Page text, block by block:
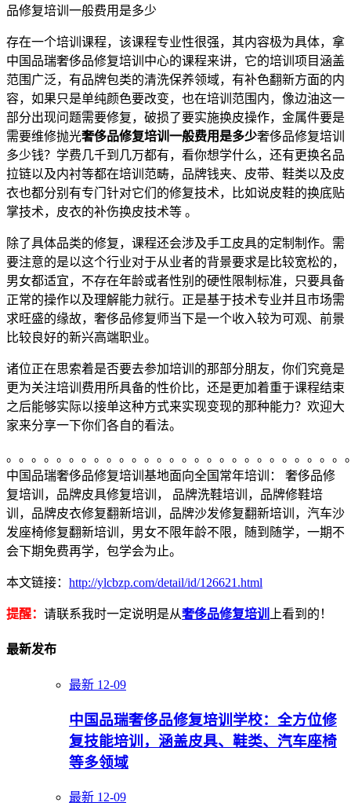
存在一个培训课程，该课程专业性很强，其内容极为具体，拿
中国品瑞奢侈品修复培训中心的课程来讲，它的培训项目涵盖
范围广泛，有品牌包类的清洗保养领域，有补色翻新方面的内
容，如果只是单纯颜色要改变，也在培训范围内，像边油这一
部分出现问题需要修复，破损了要实施换皮操作，金属件要是
需要维修抛光奢侈品修复培训一般费用是多少奢侈品修复培训
多少钱？学费几千到几万都有，看你想学什么，还有更换名品
拉链以及内衬等都在培训范畴，品牌钱夹、皮带、鞋类以及皮
衣也都分别有专门针对它们的修复技术，比如说皮鞋的换底贴
掌技术，皮衣的补伤换皮技术等 。
除了具体品类的修复，课程还会涉及手工皮具的定制制作。需
要注意的是以这个行业对于从业者的背景要求是比较宽松的，
男女都适宜，不存在年龄或者性别的硬性限制标准，只要具备
正常的操作以及理解能力就行。正是基于技术专业并且市场需
求旺盛的缘故，奢侈品修复师当下是一个收入较为可观、前景
比较良好的新兴高端职业。
诸位正在思索着是否要去参加培训的那部分朋友，你们究竟是
更为关注培训费用所具备的性价比，还是更加着重于课程结束
之后能够实际以接单这种方式来实现变现的那种能力？欢迎大
家来分享一下你们各自的看法。
。。。。。。。。。。。。。。。。。。。。。。。。。。
中国品瑞奢侈品修复培训基地面向全国常年培训： 奢侈品修
复培训，品牌皮具修复培训， 品牌洗鞋培训，品牌修鞋培
训，品牌皮衣修复翻新培训，品牌沙发修复翻新培训，汽车沙
发座椅修复翻新培训，男女不限年龄不限，随到随学，一期不
会下期免费再学，包学会为止。
本文链接： http://ylcbzp.com/detail/id/126621.html
提醒： 请联系我时一定说明是从奢侈品修复培训 上看到的！
最新发布
最新 12-09
中国品瑞奢侈品修复培训学校：全方位修
复技能培训，涵盖皮具、鞋类、汽车座椅
等多领域
最新 12-09